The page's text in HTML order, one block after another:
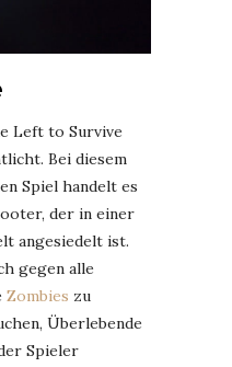
Left to Survive
Bei diesem
Spiel handelt es
der in einer
angesiedelt ist.
gegen alle
Zombies zu
Überlebende
Spieler